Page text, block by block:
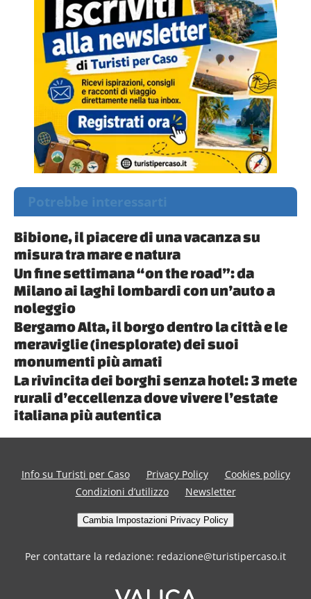
Potrebbe interessarti
Bibione, il piacere di una vacanza su
misura tra mare e natura
Un fine settimana “on the road”: da
Milano ai laghi lombardi con un’auto a
noleggio
Bergamo Alta, il borgo dentro la città e le
meraviglie (inesplorate) dei suoi
monumenti più amati
La rivincita dei borghi senza hotel: 3 mete
rurali d’eccellenza dove vivere l’estate
italiana più autentica
Info su Turisti per Caso Privacy Policy
Cookies policy
Condizioni d’utilizzo
Newsletter
Cambia Impostazioni Privacy Policy
Per contattare la redazione: redazione@turistipercaso.it